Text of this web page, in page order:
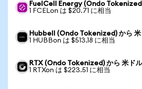
FuelCell Energy (Ondo
1 FCELon は $20.71 に相当
Hubbell (Ondo Tokenized) から 米
1 HUBBon は $513.18 に相当
RTX (Ondo Tokenized) から 米ドル
1 RTXon は $223.51 に相当